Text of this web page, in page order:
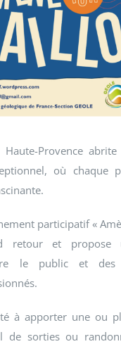
Provence
où chaque
participatif «
retour et propose
le public et des
à apporter une ou
de sorties ou